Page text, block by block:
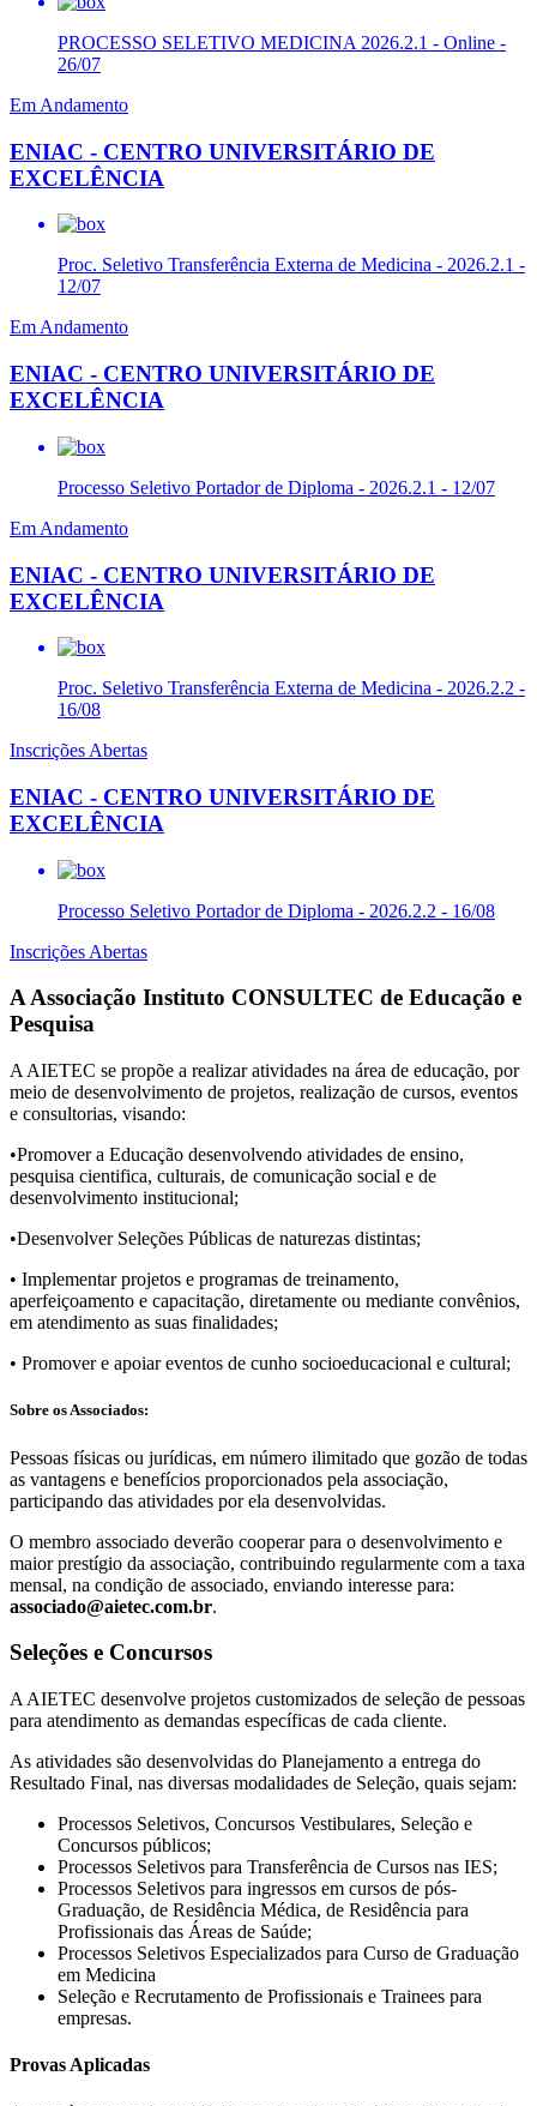
PROCESSO SELETIVO MEDICINA 2026.2.1 - Online -
26/07
Em Andamento
ENIAC - CENTRO UNIVERSITÁRIO DE
EXCELÊNCIA
Proc. Seletivo Transferência Externa de Medicina - 2026.2.1 -
12/07
Em Andamento
ENIAC - CENTRO UNIVERSITÁRIO DE
EXCELÊNCIA
Processo Seletivo Portador de Diploma - 2026.2.1 - 12/07
Em Andamento
ENIAC - CENTRO UNIVERSITÁRIO DE
EXCELÊNCIA
Proc. Seletivo Transferência Externa de Medicina - 2026.2.2 -
16/08
Inscrições Abertas
ENIAC - CENTRO UNIVERSITÁRIO DE
EXCELÊNCIA
Processo Seletivo Portador de Diploma - 2026.2.2 - 16/08
Inscrições Abertas
A Associação Instituto CONSULTEC de Educação e
Pesquisa
A AIETEC se propõe a realizar atividades na área de educação, por
meio de desenvolvimento de projetos, realização de cursos, eventos
e consultorias, visando:
•Promover a Educação desenvolvendo atividades de ensino,
pesquisa cientifica, culturais, de comunicação social e de
desenvolvimento institucional;
•Desenvolver Seleções Públicas de naturezas distintas;
• Implementar projetos e programas de treinamento,
aperfeiçoamento e capacitação, diretamente ou mediante convênios,
em atendimento as suas finalidades;
• Promover e apoiar eventos de cunho socioeducacional e cultural;
Sobre os Associados:
Pessoas fí­sicas ou jurí­dicas, em número ilimitado que gozão de todas
as vantagens e benefí­cios proporcionados pela associação,
participando das atividades por ela desenvolvidas.
O membro associado deverão cooperar para o desenvolvimento e
maior prestí­gio da associação, contribuindo regularmente com a taxa
mensal, na condição de associado, enviando interesse para:
associado@aietec.com.br.
Seleções e Concursos
A AIETEC desenvolve projetos customizados de seleção de pessoas
para atendimento as demandas específicas de cada cliente.
As atividades são desenvolvidas do Planejamento a entrega do
Resultado Final, nas diversas modalidades de Seleção, quais sejam:
Processos Seletivos, Concursos Vestibulares, Seleção e
Concursos públicos;
Processos Seletivos para Transferência de Cursos nas IES;
Processos Seletivos para ingressos em cursos de pós-
Graduação, de Residência Médica, de Residência para
Profissionais das Áreas de Saúde;
Processos Seletivos Especializados para Curso de Graduação
em Medicina
Seleção e Recrutamento de Profissionais e Trainees para
empresas.
Provas Aplicadas